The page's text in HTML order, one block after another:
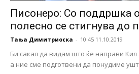
Писонеро: Со поддршка
полесно се стигнува до
Тања Димитриоска - 10:45 11.10.2019
Би сакал да видам што ќе направи Кил
a ние сме подготвени да понудиме